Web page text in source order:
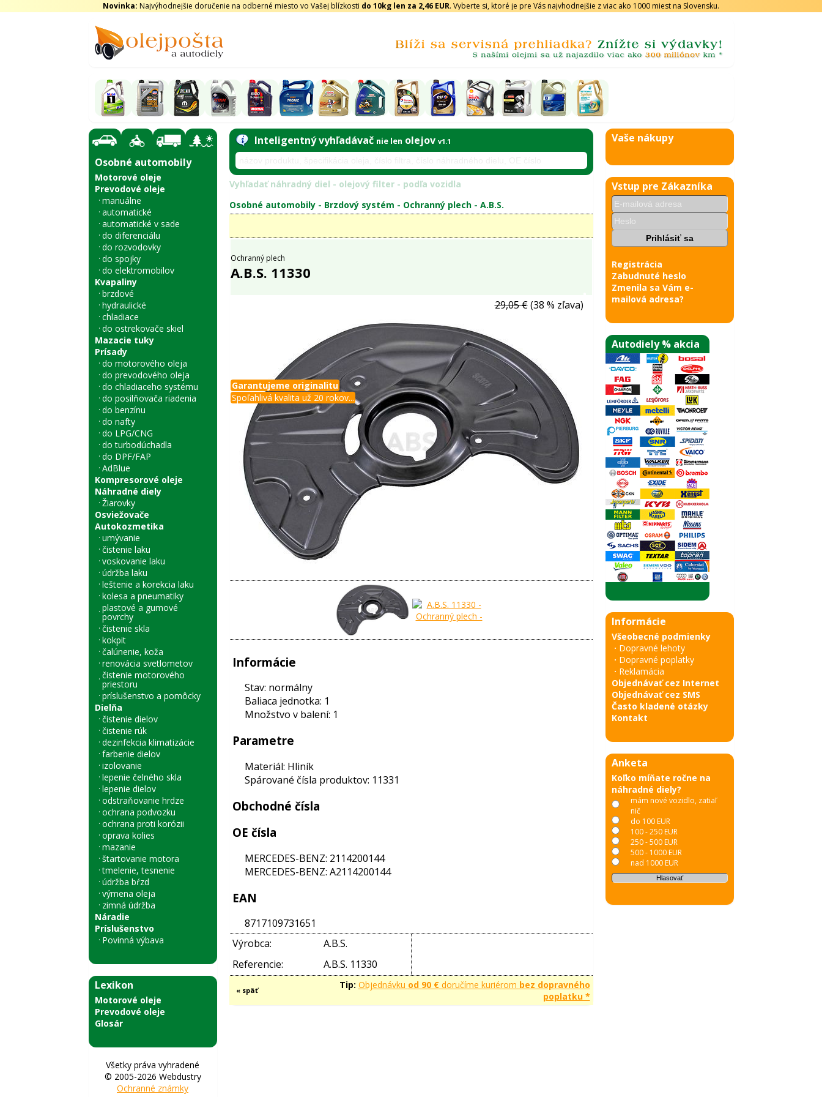
Novinka: Najvýhodnejšie doručenie na odberné miesto vo Vašej blízkosti do 10kg len za 2,46 EUR. Vyberte si, ktoré je pre Vás najvhodnejšie z viac ako 1000 miest na Slovensku.
Osobné automobily
Motorové oleje
Prevodové oleje
manuálne
automatické
automatické v sade
do diferenciálu
do rozvodovky
do spojky
do elektromobilov
Kvapaliny
brzdové
hydraulické
chladiace
do ostrekovače skiel
Mazacie tuky
Prísady
do motorového oleja
do prevodového oleja
do chladiaceho systému
do posilňovača riadenia
do benzínu
do nafty
do LPG/CNG
do turbodúchadla
do DPF/FAP
AdBlue
Kompresorové oleje
Náhradné diely
Žiarovky
Osviežovače
Autokozmetika
umývanie
čistenie laku
voskovanie laku
údržba laku
leštenie a korekcia laku
kolesa a pneumatiky
plastové a gumové
povrchy
čistenie skla
kokpit
čalúnenie, koža
renovácia svetlometov
čistenie motorového
priestoru
príslušenstvo a pomôcky
Dielňa
čistenie dielov
čistenie rúk
dezinfekcia klimatizácie
farbenie dielov
izolovanie
lepenie čelného skla
lepenie dielov
odstraňovanie hrdze
ochrana podvozku
ochrana proti korózii
oprava kolies
mazanie
štartovanie motora
tmelenie, tesnenie
údržba bŕzd
výmena oleja
zimná údržba
Náradie
Príslušenstvo
Povinná výbava
Lexikon
Motorové oleje
Prevodové oleje
Glosár
Všetky práva vyhradené
© 2005-2026 Webdustry
Ochranné známky
Inteligentný vyhľadávač nie len olejov v1.1
Vyhľadať náhradný diel - olejový filter - podľa vozidla
Osobné automobily - Brzdový systém - Ochranný plech- A.B.S.
Ochranný plech
A.B.S. 11330
29,05 €(38 % zľava)
Garantujeme originalitu
Spoľahlivá kvalita už 20 rokov...
Informácie
Stav: normálny
Baliaca jednotka: 1
Množstvo v balení: 1
Parametre
Materiál: Hliník
Spárované čísla produktov: 11331
Obchodné čísla
OE čísla
MERCEDES-BENZ: 2114200144
MERCEDES-BENZ: A2114200144
EAN
8717109731651
Výrobca:
A.B.S.
Referencie:
A.B.S. 11330
« späť Tip: Objednávku od 90 €doručíme kuriérom bez dopravného
poplatku *
Vaše nákupy
Vstup pre Zákazníka
Registrácia
Zabudnuté heslo
Zmenila sa Vám e-
mailová adresa?
Autodiely % akcia
Informácie
Všeobecné podmienky
· Dopravné lehoty
· Dopravné poplatky
· Reklamácia
Objednávať cez Internet
Objednávať cez SMS
Často kladené otázky
Kontakt
Anketa
Koľko míňate ročne na
náhradné diely?
mám nové vozidlo, zatiaľ
nič
do 100 EUR
100 - 250 EUR
250 - 500 EUR
500 - 1000 EUR
nad 1000 EUR